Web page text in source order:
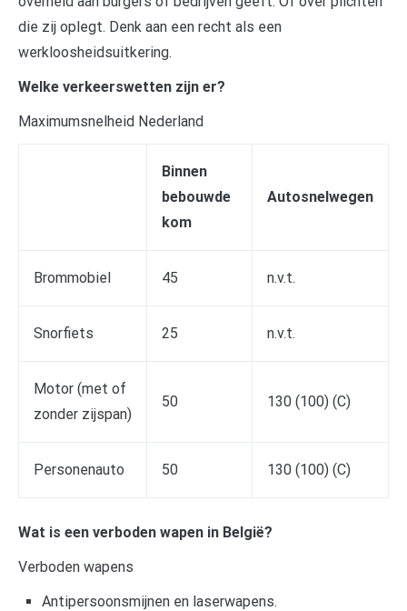
die zij oplegt. Denk aan een recht als een
werkloosheidsuitkering.
Welke verkeerswetten zijn er?
Maximumsnelheid Nederland
Binnen
bebouwde
kom
Autosnelwegen
Brommobiel 45 n.v.t.
Snorfiets 25 n.v.t.
Motor (met of
zonder zijspan)
50 130 (100) (C)
Personenauto 50 130 (100) (C)
Wat is een verboden wapen in België?
Verboden wapens
Antipersoonsmijnen en laserwapens.